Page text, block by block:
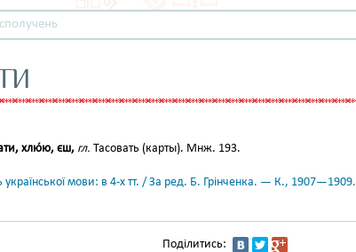
хлю́ю, єш, гл. Тасовать (карты). Мнж. 193.
української мови: в 4-х тт. / За ред. Б. Грінченка. — К., 1907—1909.
Поділитись: